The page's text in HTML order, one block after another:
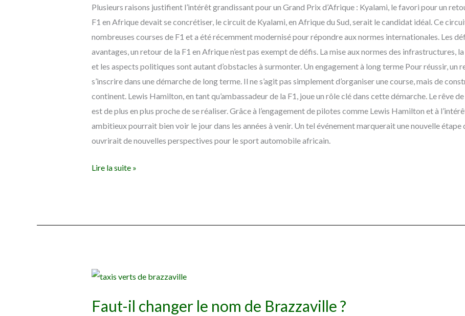
Plusieurs raisons justifient l’intérêt grandissant pour un Grand Prix d’Afrique : Kyalami, le favori pour un
F1 en Afrique devait se concrétiser, le circuit de Kyalami, en Afrique du Sud, serait le candidat idéal. Ce
nombreuses courses de F1 et a été récemment modernisé pour répondre aux normes internationales. Les
avantages, un retour de la F1 en Afrique n’est pas exempt de défis. La mise aux normes des infrastructures,
et les aspects politiques sont autant d’obstacles à surmonter. Un engagement à long terme Pour réussir, un
s’inscrire dans une démarche de long terme. Il ne s’agit pas simplement d’organiser une course, mais de
continent. Lewis Hamilton, en tant qu’ambassadeur de la F1, joue un rôle clé dans cette démarche. Le rêve
est de plus en plus proche de se réaliser. Grâce à l’engagement de pilotes comme Lewis Hamilton et à
ambitieux pourrait bien voir le jour dans les années à venir. Un tel événement marquerait une nouvelle étape
ouvrirait de nouvelles perspectives pour le sport automobile africain.
Lire la suite »
Faut-il changer le nom de Brazzaville ?
Faut-
changer